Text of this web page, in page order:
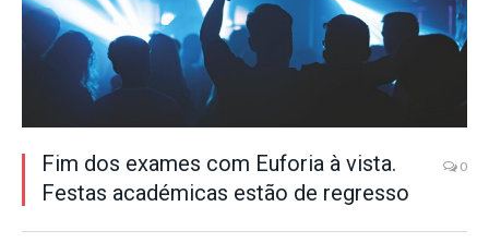
Fim dos exames com Euforia à vista.
Festas académicas estão de regresso
0